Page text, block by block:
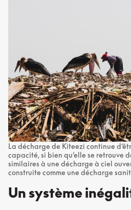
La décharge de Kiteezi continue
capacité, si bien qu’elle se retrouve
similaires à une décharge à ciel
construite comme une décharge
Un système